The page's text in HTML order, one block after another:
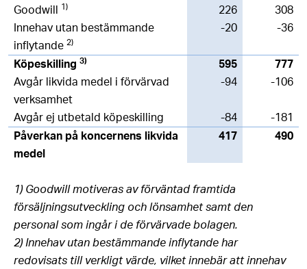
Goodwill
1) 226
308
Innehav utan bestämmande
inflytande 2)
-20 -36
Köpeskilling 3) 595
777
Avgår likvida medel i förvärvad
verksamhet
-94 -106
Avgår ej utbetald köpeskilling -84
-181
Påverkan på koncernens likvida
medel
417 490
1) Goodwill motiveras av förväntad framtida
försäljningsutveckling och lönsamhet samt den
personal som ingår i de förvärvade bolagen.
2) Innehav utan bestämmande inflytande har
redovisats till verkligt värde, vilket innebär att innehav